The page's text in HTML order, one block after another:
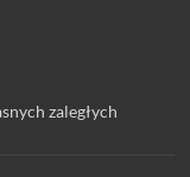
zaległych